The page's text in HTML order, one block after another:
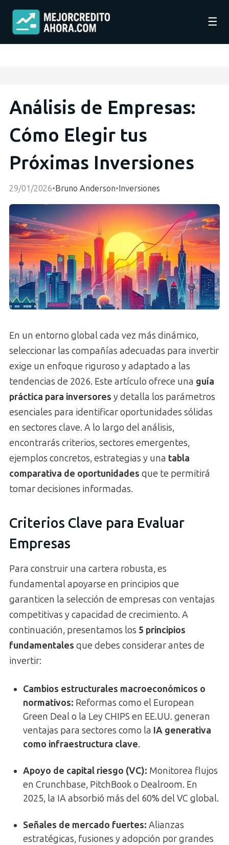
☰
Análisis de Empresas:
Cómo Elegir tus
Próximas Inversiones
29/01/2026•Bruno Anderson•Inversiones
En un entorno global cada vez más dinámico,
seleccionar las compañías adecuadas para invertir
exige un enfoque riguroso y adaptado a las
tendencias de 2026. Este artículo ofrece una guía
práctica para inversores y detalla los parámetros
esenciales para identificar oportunidades sólidas
en sectores clave. A lo largo del análisis,
encontrarás criterios, sectores emergentes,
ejemplos concretos, estrategias y una tabla
comparativa de oportunidades que te permitirá
tomar decisiones informadas.
Criterios Clave para Evaluar
Empresas
Para construir una cartera robusta, es
fundamental apoyarse en principios que
garanticen la selección de empresas con ventajas
competitivas y capacidad de crecimiento. A
continuación, presentamos los 5 principios
fundamentales que debes considerar antes de
invertir:
Cambios estructurales macroeconómicos o
normativos: Reformas como el European
Green Deal o la Ley CHIPS en EE.UU. generan
ventajas para sectores como la IA generativa
como infraestructura clave.
Apoyo de capital riesgo (VC): Monitorea flujos
en Crunchbase, PitchBook o Dealroom. En
2025, la IA absorbió más del 60% del VC global.
Señales de mercado fuertes: Alianzas
estratégicas, fusiones y adopción por grandes